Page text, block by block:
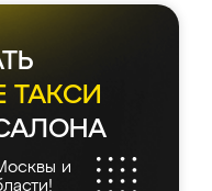
ТАКСИ
и